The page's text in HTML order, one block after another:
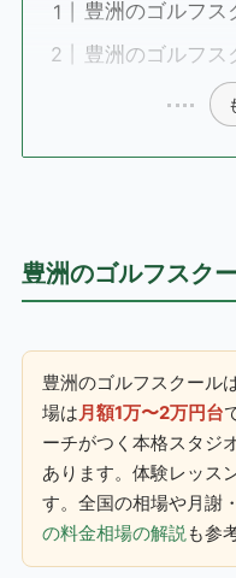
豊洲のゴルフス
豊洲のゴルフス
豊洲のゴルフスク
豊洲のゴルフスクール
場は月額1万〜2万円台
ーチがつく本格スタジ
あります。体験レッス
す。全国の相場や月謝
の料金相場の解説も参